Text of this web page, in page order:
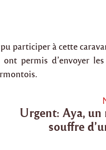
participer à cette
permis d’envoyer
Urgent: Aya,
souffre